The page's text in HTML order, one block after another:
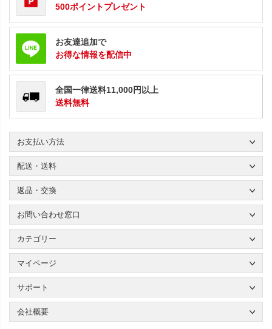
500ポイントプレゼント
お友達追加で
お得な情報を配信中
全国一律送料11,000円以上
送料無料
お支払い方法
配送・送料
返品・交換
お問い合わせ窓口
カテゴリー
マイページ
サポート
会社概要